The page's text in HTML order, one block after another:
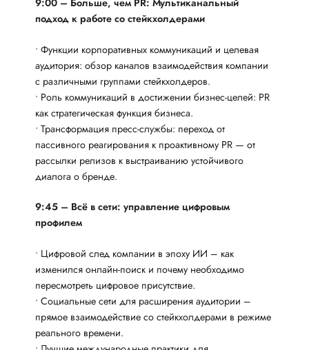
9:00 – Больше, чем PR: Мультиканальный
подход к работе со стейкхолдерами
• Функции корпоративных коммуникаций и целевая
аудитория: обзор каналов взаимодействия компании
с различными группами стейкхолдеров.
• Роль коммуникаций в достижении бизнес-целей: PR
как стратегическая функция бизнеса.
• Трансформация пресс-службы: переход от
пассивного реагирования к проактивному PR — от
рассылки релизов к выстраиванию устойчивого
диалога о бренде.
9:45 – Всё в сети: управление цифровым
профилем
• Цифровой след компании в эпоху ИИ – как
изменился онлайн-поиск и почему необходимо
пересмотреть цифровое присутствие.
• Социальные сети для расширения аудитории –
прямое взаимодействие со стейкхолдерами в режиме
реального времени.